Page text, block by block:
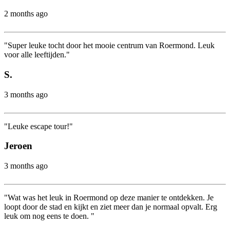
2 months ago
"Super leuke tocht door het mooie centrum van Roermond. Leuk
voor alle leeftijden."
S.
3 months ago
"Leuke escape tour!"
Jeroen
3 months ago
"Wat was het leuk in Roermond op deze manier te ontdekken. Je
loopt door de stad en kijkt en ziet meer dan je normaal opvalt. Erg
leuk om nog eens te doen. "